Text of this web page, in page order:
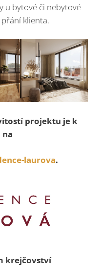
u bytové či nebytové
klienta.
projektu je k
na
laurova.
krejčovství